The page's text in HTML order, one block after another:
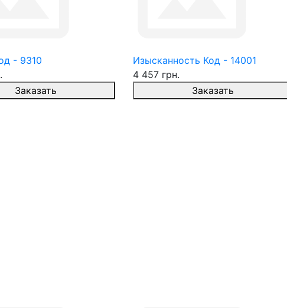
- 9310
Заказать
Изысканность Код - 14001
4 457 грн.
Заказать